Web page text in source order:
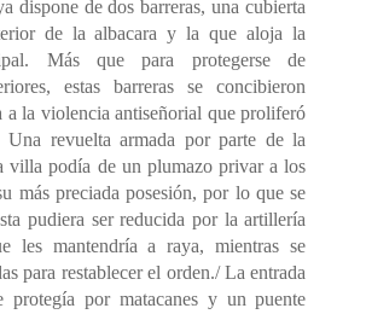
dispone de dos barreras, una cubierta
de la albacara y la que aloja la
Más que para protegerse de
estas barreras se concibieron
a la violencia antiseñorial que proliferó
Una revuelta armada por parte de la
villa podía de un plumazo privar a los
más preciada posesión, por lo que se
pudiera ser reducida por la artillería
les mantendría a raya, mientras se
para restablecer el orden./ La entrada
protegía por matacanes y un puente